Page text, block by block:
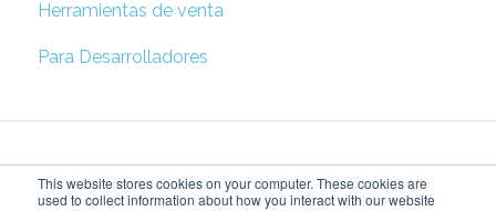
This website stores cookies on your computer. These cookies are
used to collect information about how you interact with our website
Configuración de Locación
Campañas
Configuración de Accesos
Esl
Herramientas de venta
Para Desarrolladores